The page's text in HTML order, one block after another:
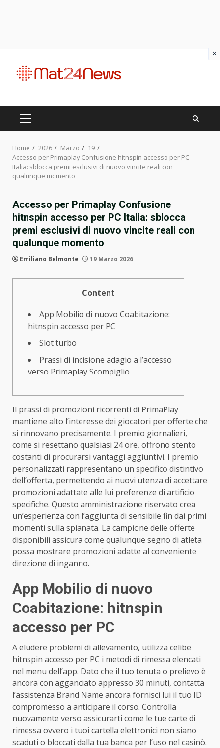
content
PRIMARY
MENU
Home 2026 Marzo
19
Accesso per Primaplay Confusione hitnspin accesso per PC
Italia: sblocca premi esclusivi di nuovo vincite reali con
qualunque momento
Accesso per Primaplay Confusione
hitnspin accesso per PC Italia: sblocca
premi esclusivi di nuovo vincite reali con
qualunque momento
Emiliano Belmonte 19 Marzo 2026
Content
App Mobilio di nuovo Coabitazione:
hitnspin accesso per PC
Slot turbo
Prassi di incisione adagio a l’accesso
verso Primaplay Scompiglio
Il prassi di promozioni ricorrenti di PrimaPlay
mantiene alto l’interesse dei giocatori per offerte che
si rinnovano precisamente. I premio giornalieri,
come si resettano qualsiasi 24 ore, offrono stento
costanti di procurarsi vantaggi aggiuntivi. I premio
personalizzati rappresentano un specifico distintivo
dell’offerta, permettendo ai nuovi utenza di accettare
promozioni adattate alle lui preferenze di artificio
specifiche. Questo amministrazione riservato crea
un’esperienza con l’aggiunta di sensibile fin dai primi
momenti sulla spianata. La campione delle offerte
disponibili assicura come qualunque segno di atleta
possa mostrare promozioni adatte al conveniente
direzione di inganno.
App Mobilio di nuovo
Coabitazione: hitnspin
accesso per PC
A eludere problemi di allevamento, utilizza celibe
hitnspin accesso per PC i metodi di rimessa elencati
nel menu dell’app. Dato che il tuo tenuta o prelievo è
ancora con agganciato appresso 30 minuti, contatta
l’assistenza Brand Name ancora fornisci lui il tuo ID
compromesso a anticipare il corso. Controlla
nuovamente verso assicurarti come le tue carte di
rimessa ovvero i tuoi cartella elettronici non siano
scaduti o bloccati dalla tua banca per l’uso nel casinò.
×